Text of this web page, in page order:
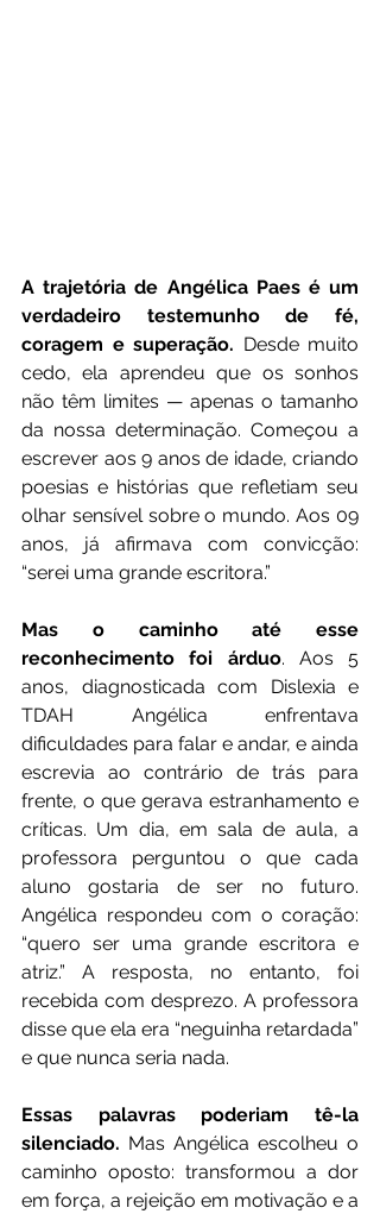
A trajetória de Angélica Paes é um
verdadeiro testemunho de fé,
coragem e superação. Desde muito
cedo, ela aprendeu que os sonhos
não têm limites — apenas o tamanho
da nossa determinação. Começou a
escrever aos 9 anos de idade, criando
poesias e histórias que refletiam seu
olhar sensível sobre o mundo. Aos 09
anos, já afirmava com convicção:
“serei uma grande escritora.”
Mas o caminho até esse
reconhecimento foi árduo. Aos 5
anos, diagnosticada com Dislexia e
TDAH Angélica enfrentava
dificuldades para falar e andar, e ainda
escrevia ao contrário de trás para
frente, o que gerava estranhamento e
críticas. Um dia, em sala de aula, a
professora perguntou o que cada
aluno gostaria de ser no futuro.
Angélica respondeu com o coração:
“quero ser uma grande escritora e
atriz.” A resposta, no entanto, foi
recebida com desprezo. A professora
disse que ela era “neguinha retardada”
e que nunca seria nada.
Essas palavras poderiam tê-la
silenciado. Mas Angélica escolheu o
caminho oposto: transformou a dor
em força, a rejeição em motivação e a